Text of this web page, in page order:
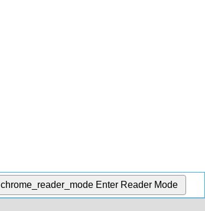
chrome_reader_mode Enter Reader Mode